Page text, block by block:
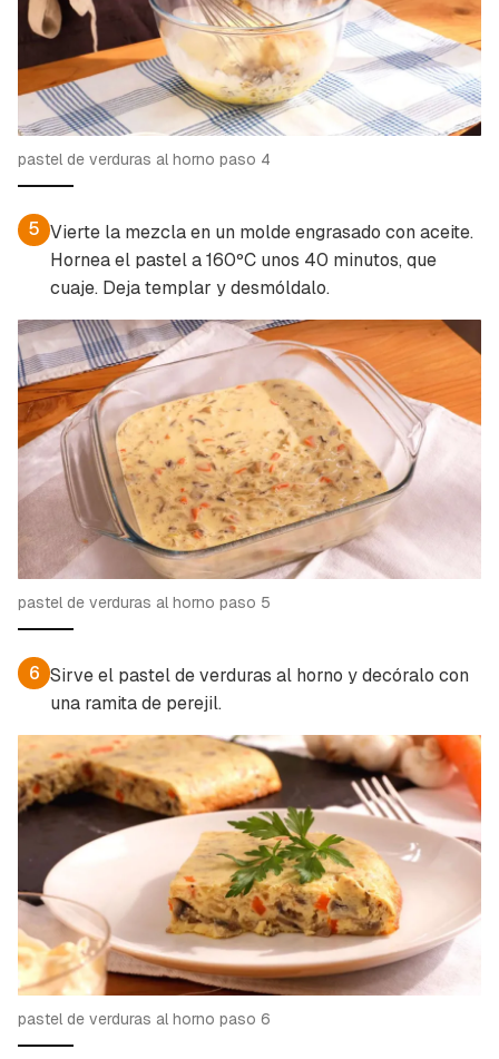
pastel de verduras al horno paso 4
5 Vierte la mezcla en un molde engrasado con aceite.
Hornea el pastel a 160ºC unos 40 minutos, que
cuaje. Deja templar y desmóldalo.
pastel de verduras al horno paso 5
6 Sirve el pastel de verduras al horno y decóralo con
una ramita de perejil.
pastel de verduras al horno paso 6